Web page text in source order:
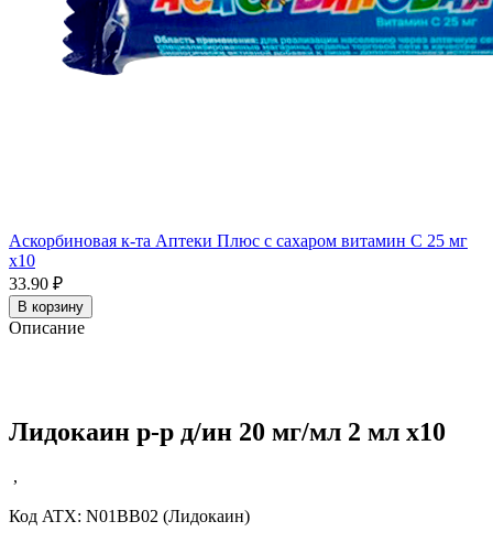
Аскорбиновая к-та Аптеки Плюс с сахаром витамин С 25 мг
x10
33.90 ₽
В корзину
Описание
Лидокаин р-р д/ин 20 мг/мл 2 мл x10
,
Код ATX: N01BB02 (Лидокаин)